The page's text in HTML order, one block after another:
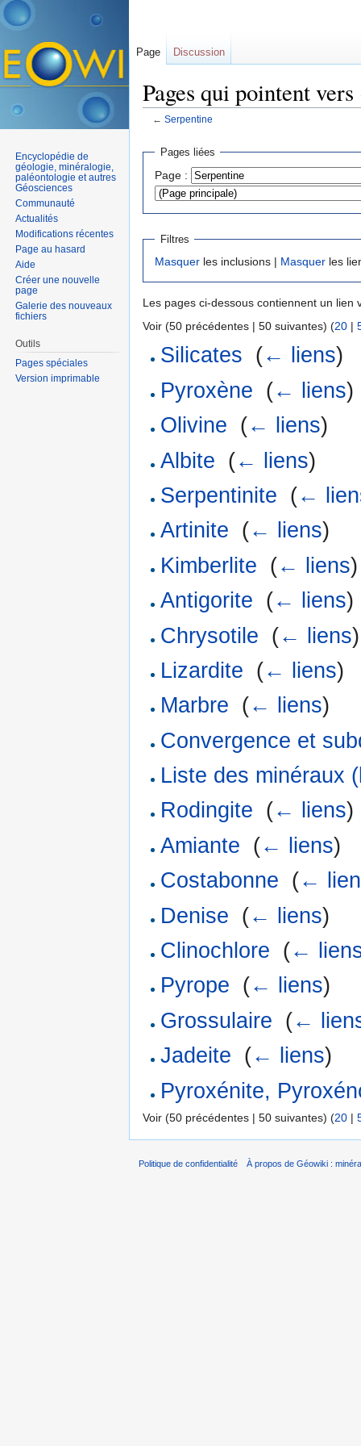
Pages qui pointent
← Serpentine
Pages liées
Page :
Filtres
Masquer les inclusions | Masquer les
Les pages ci-dessous contiennent un lien
Voir (50 précédentes | 50 suivantes) (20 |
Silicates (← liens)
Pyroxène (← liens)
Olivine (← liens)
Albite (← liens)
Serpentinite (←
Artinite (← liens)
Kimberlite (← liens)
Antigorite (← liens)
Chrysotile (← liens)
Lizardite (← liens)
Marbre (← liens)
Convergence et
Liste des minéraux
Rodingite (← liens)
Amiante (← liens)
Costabonne (←
Denise (← liens)
Clinochlore (←
Pyrope (← liens)
Grossulaire (←
Jadeite (← liens)
Pyroxénite,
Voir (50 précédentes | 50 suivantes) (20 |
Page Discussion
Encyclopédie de
géologie, minéralogie,
paléontologie et autres
Géosciences
Communauté
Actualités
Modifications récentes
Page au hasard
Aide
Créer une nouvelle
page
Galerie des nouveaux
fichiers
Outils
Pages spéciales
Version imprimable
Politique de confidentialité À propos de Géowiki :